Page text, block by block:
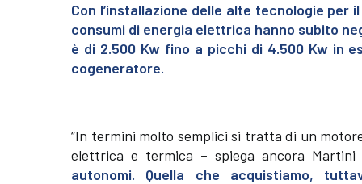
Con l’installazione delle alte tecnologie
consumi di energia elettrica hanno subito
è di 2.500 Kw fino a picchi di 4.500 Kw in
cogeneratore.
“In termini molto semplici si tratta di un
elettrica e termica – spiega ancora
autonomi. Quella che acquistiamo,